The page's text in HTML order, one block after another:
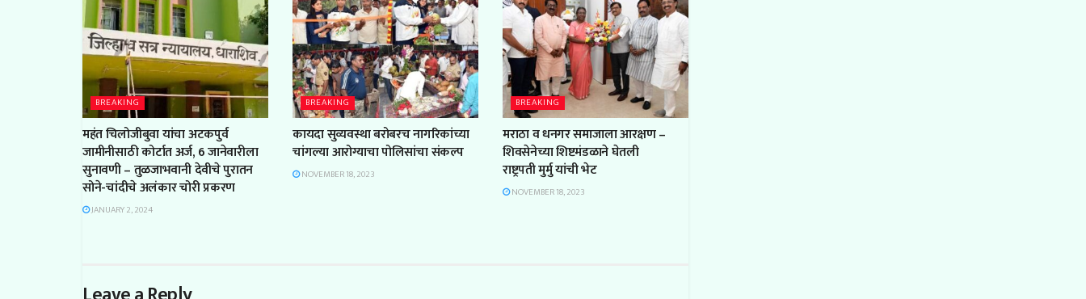
BREAKING
महंत चिलोजीबुवा यांचा अटकपुर्व
जामीनीसाठी कोर्टात अर्ज, 6 जानेवारीला
सुनावणी – तुळजाभवानी देवीचे पुरातन
सोने-चांदीचे अलंकार चोरी प्रकरण
JANUARY 2, 2024
BREAKING
कायदा सुव्यवस्था बरोबरच नागरिकांच्या
चांगल्या आरोग्याचा पोलिसांचा संकल्प
NOVEMBER 18, 2023
BREAKING
मराठाव धनगरसमाजालाआरक्षण–
शिवसेनेच्या शिष्टमंडळाने घेतली
राष्ट्रपतीमुर्मु यांचीभेट
NOVEMBER 18, 2023